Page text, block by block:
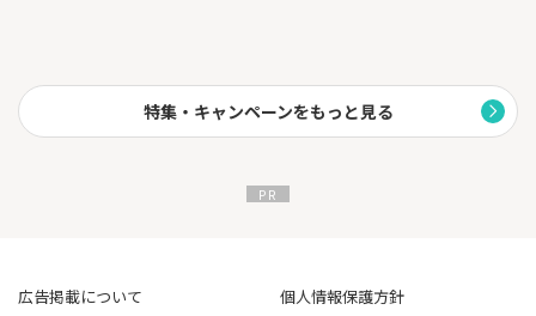
特集・キャンペーンをもっと見る
広告掲載について
個人情報保護方針